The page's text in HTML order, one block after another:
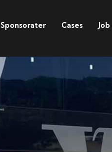
Sponsorater Cases